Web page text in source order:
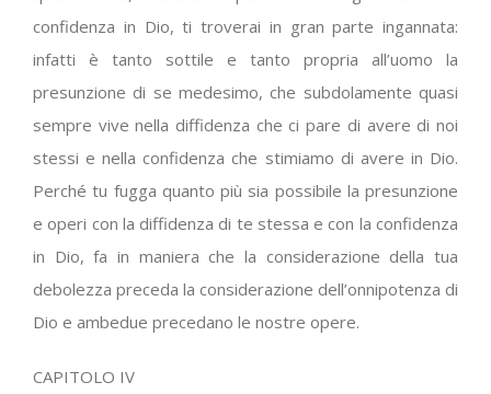
confidenza in Dio, ti troverai in gran parte ingannata:
infatti è tanto sottile e tanto propria all’uomo la
presunzione di se medesimo, che subdolamente quasi
sempre vive nella diffidenza che ci pare di avere di noi
stessi e nella confidenza che stimiamo di avere in Dio.
Perché tu fugga quanto più sia possibile la presunzione
e operi con la diffidenza di te stessa e con la confidenza
in Dio, fa in maniera che la considerazione della tua
debolezza preceda la considerazione dell’onnipotenza di
Dio e ambedue precedano le nostre opere.
CAPITOLO IV